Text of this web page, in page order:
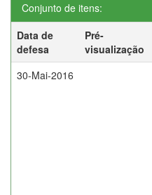
Conjunto de itens:
Data de
defesa
Pré-
visualização
30-Mai-2016